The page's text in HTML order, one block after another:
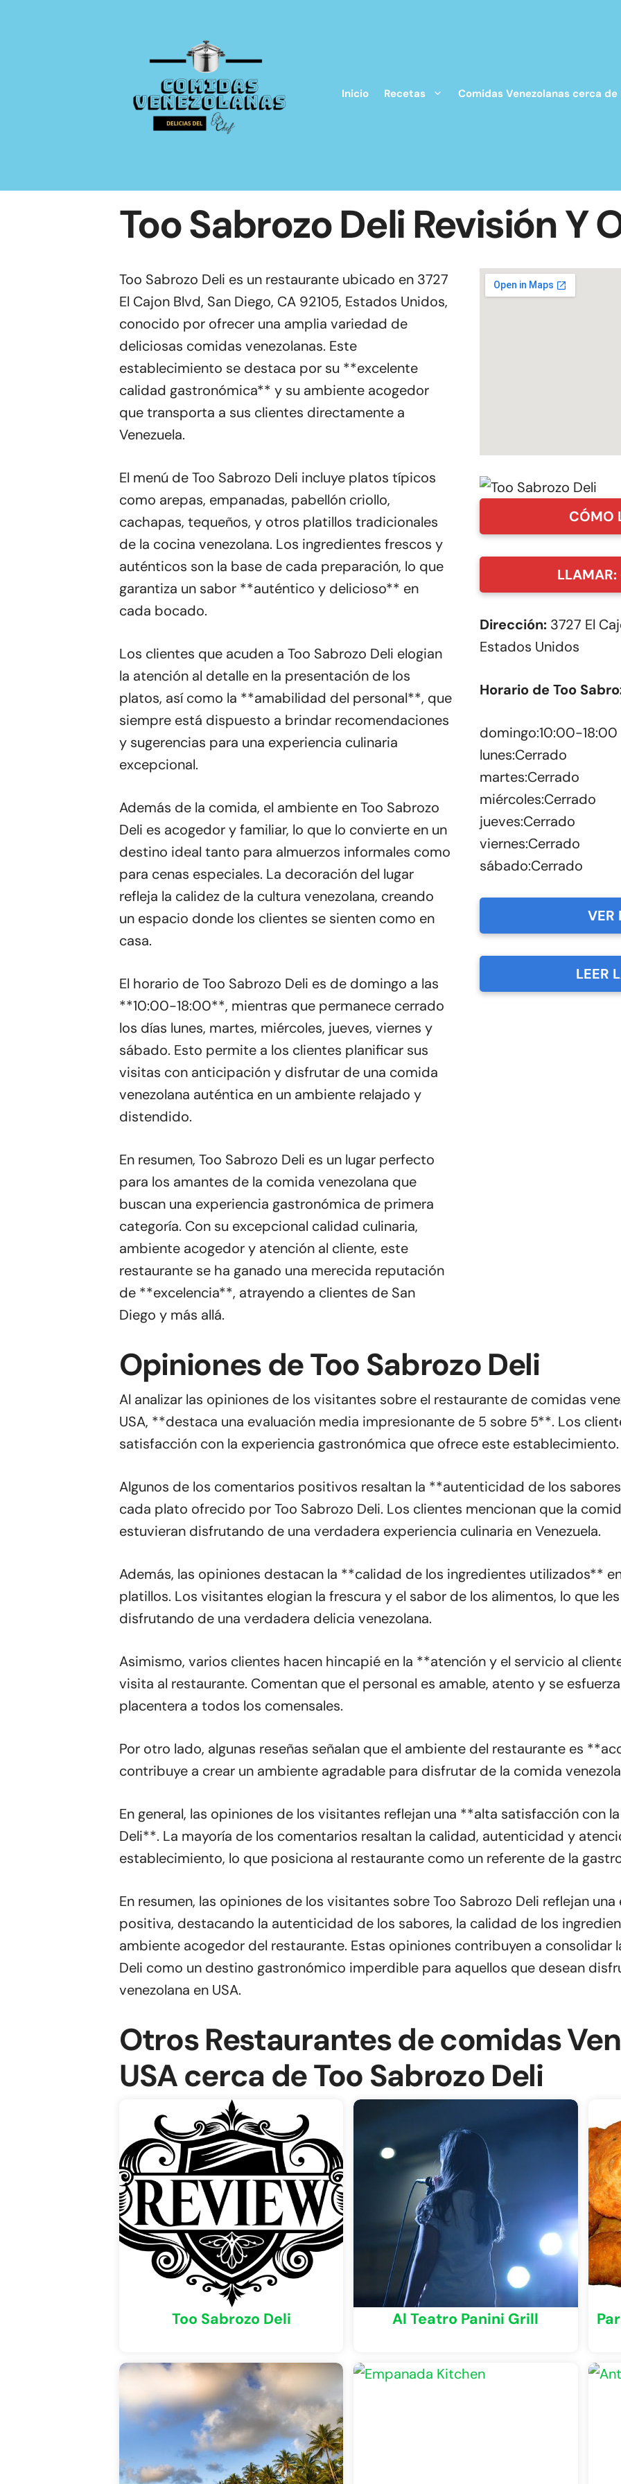
Inicio Recetas Comidas Venezolanas cerca de
Too Sabrozo Deli Revisión Y
Too Sabrozo Deli es un restaurante ubicado en 3727
El Cajon Blvd, San Diego, CA 92105, Estados Unidos,
conocido por ofrecer una amplia variedad de
deliciosas comidas venezolanas. Este
establecimiento se destaca por su **excelente
calidad gastronómica** y su ambiente acogedor
que transporta a sus clientes directamente a
Venezuela.
El menú de Too Sabrozo Deli incluye platos típicos
como arepas, empanadas, pabellón criollo,
cachapas, tequeños, y otros platillos tradicionales
de la cocina venezolana. Los ingredientes frescos y
auténticos son la base de cada preparación, lo que
garantiza un sabor **auténtico y delicioso** en
cada bocado.
Los clientes que acuden a Too Sabrozo Deli elogian
la atención al detalle en la presentación de los
platos, así como la **amabilidad del personal**, que
siempre está dispuesto a brindar recomendaciones
y sugerencias para una experiencia culinaria
excepcional.
Además de la comida, el ambiente en Too Sabrozo
Deli es acogedor y familiar, lo que lo convierte en un
destino ideal tanto para almuerzos informales como
para cenas especiales. La decoración del lugar
refleja la calidez de la cultura venezolana, creando
un espacio donde los clientes se sienten como en
casa.
El horario de Too Sabrozo Deli es de domingo a las
**10:00-18:00**, mientras que permanece cerrado
los días lunes, martes, miércoles, jueves, viernes y
sábado. Esto permite a los clientes planificar sus
visitas con anticipación y disfrutar de una comida
venezolana auténtica en un ambiente relajado y
distendido.
En resumen, Too Sabrozo Deli es un lugar perfecto
para los amantes de la comida venezolana que
buscan una experiencia gastronómica de primera
categoría. Con su excepcional calidad culinaria,
ambiente acogedor y atención al cliente, este
restaurante se ha ganado una merecida reputación
de **excelencia**, atrayendo a clientes de San
Diego y más allá.
CÓMO
Dirección: 3727 El
Estados Unidos
Horario de Too
domingo:10:00-18:00
lunes:Cerrado
martes:Cerrado
miércoles:Cerrado
jueves:Cerrado
viernes:Cerrado
sábado:Cerrado
VER
LEER
Opiniones de Too Sabrozo Deli
Al analizar las opiniones de los visitantes sobre el restaurante de comidas
USA, **destaca una evaluación media impresionante de 5 sobre 5**. Los
satisfacción con la experiencia gastronómica que ofrece este establecimiento.
Algunos de los comentarios positivos resaltan la **autenticidad de los
cada plato ofrecido por Too Sabrozo Deli. Los clientes mencionan que la
estuvieran disfrutando de una verdadera experiencia culinaria en Venezuela.
Además, las opiniones destacan la **calidad de los ingredientes utilizados**
platillos. Los visitantes elogian la frescura y el sabor de los alimentos, lo que
disfrutando de una verdadera delicia venezolana.
Asimismo, varios clientes hacen hincapié en la **atención y el servicio al
visita al restaurante. Comentan que el personal es amable, atento y se
placentera a todos los comensales.
Por otro lado, algunas reseñas señalan que el ambiente del restaurante es
contribuye a crear un ambiente agradable para disfrutar de la comida
En general, las opiniones de los visitantes reflejan una **alta satisfacción con
Deli**. La mayoría de los comentarios resaltan la calidad, autenticidad y
establecimiento, lo que posiciona al restaurante como un referente de la
En resumen, las opiniones de los visitantes sobre Too Sabrozo Deli reflejan
positiva, destacando la autenticidad de los sabores, la calidad de los
ambiente acogedor del restaurante. Estas opiniones contribuyen a consolidar
Deli como un destino gastronómico imperdible para aquellos que desean
venezolana en USA.
Otros Restaurantes de comidas
USA cerca de Too Sabrozo Deli
Too Sabrozo Deli Al Teatro Panini Grill